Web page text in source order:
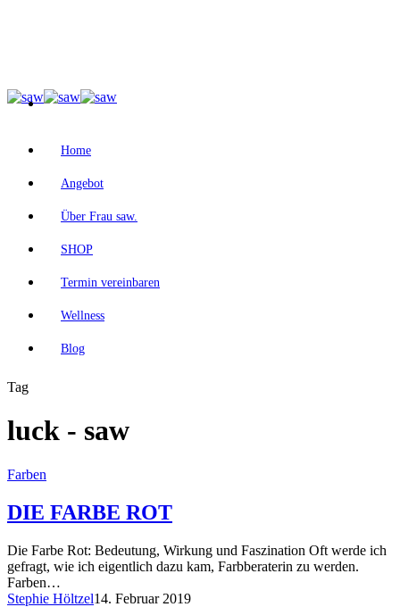
Home
Angebot
Über Frau saw.
SHOP
Termin vereinbaren
Wellness
Blog
Tag
luck - saw
Farben
DIE FARBE ROT
Die Farbe Rot: Bedeutung, Wirkung und Faszination Oft werde ich
gefragt, wie ich eigentlich dazu kam, Farbberaterin zu werden.
Farben…
Stephie Höltzel14. Februar 2019